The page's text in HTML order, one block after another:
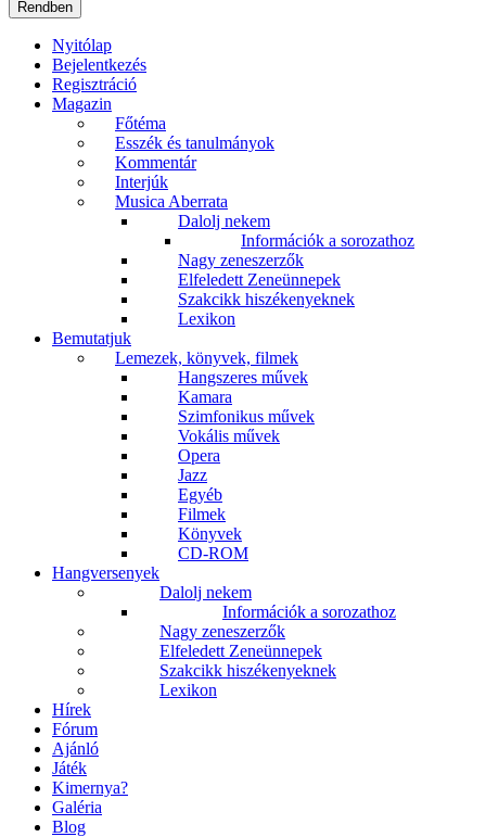
Nyitólap
Bejelentkezés
Regisztráció
Magazin
Főtéma
Esszék és tanulmányok
Kommentár
Interjúk
Musica Aberrata
Dalolj nekem
Információk a sorozathoz
Nagy zeneszerzők
Elfeledett Zeneünnepek
Szakcikk hiszékenyeknek
Lexikon
Bemutatjuk
Lemezek, könyvek, filmek
Hangszeres művek
Kamara
Szimfonikus művek
Vokális művek
Opera
Jazz
Egyéb
Filmek
Könyvek
CD-ROM
Hangversenyek
Dalolj nekem
Információk a sorozathoz
Nagy zeneszerzők
Elfeledett Zeneünnepek
Szakcikk hiszékenyeknek
Lexikon
Hírek
Fórum
Ajánló
Játék
Kimernya?
Galéria
Blog